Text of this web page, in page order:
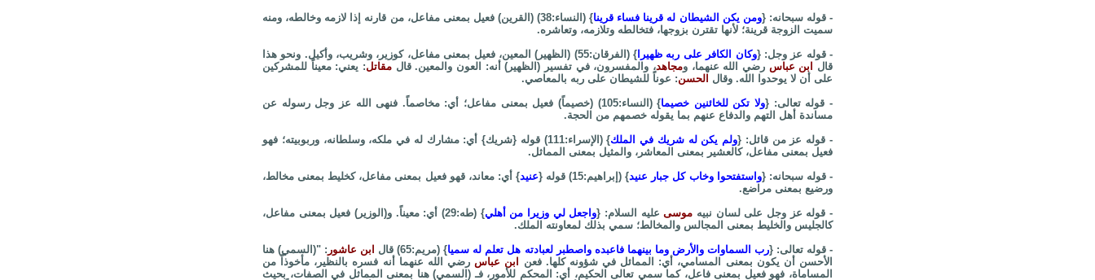
- قوله سبحانه: {ومن يكن الشيطان له قرينا فساء قرينا
} (النساء:38) (القرين) فعيل بمعنى مفاعل، من قارنه إذا لازمه وخالطه، ومنه
سميت الزوجة قرينة؛ لأنها تقترن بزوجها، فتخالطه وتلازمه، وتعاشره.
- قوله عز وجل: {وكان الكافر على ربه ظهيرا
} (الفرقان:55) (الظهير) المعين، فعيل بمعنى مفاعل، كوزير، وشريب، وأكيل. ونحو هذا
قال
ابن عباس رضي الله عنهما، ومجاهد، والمفسرون، في تفسير (الظهير) أنه: العون والمعين. قال مقاتل: يعني: معيناً للمشركين
على أن لا يوحدوا الله. وقال الحسن: عوناً للشيطان على ربه بالمعاصي.
- قوله تعالى: {ولا تكن للخائنين خصيما
} (النساء:105) (خصيماً) فعيل بمعنى مفاعل؛ أي: مخاصماً. فنهى الله عز وجل رسوله عن
مساندة أهل التهم والدفاع عنهم بما يقوله خصمهم من الحجة.
- قوله عز من قائل: {ولم يكن له شريك في الملك
} (الإسراء:111) قوله {شريك} أي: مشارك له في ملكه، وسلطانه، وربوبيته؛ فهو
فعيل بمعنى مفاعل، كالعشير بمعنى المعاشر، والمثيل بمعنى المماثل.
- قوله سبحانه: {واستفتحوا وخاب كل جبار عنيد} (إبراهيم:15) قوله { عنيد} أي: معاند، قهو فعيل بمعنى مفاعل، كخليط بمعنى مخالط،
ورضيع بمعنى مراضع.
- قوله عز وجل على لسان نبيه موسى عليه السلام: {واجعل لي وزيرا من أهلي
} (طه:29) أي: معيناً. و(الوزير) فعيل بمعنى مفاعل،
كالجليس والخليط بمعنى المجالس والمخالط؛ سمي بذلك لمعاونته الملك.
- قوله تعالى: {رب السماوات والأرض وما بينهما فاعبده واصطبر لعبادته هل تعلم له سميا} (مريم:65) قال ابن عاشور : "(السمي) هنا
الأحسن أن يكون بمعنى المسامي، أي: الممائل في شؤونه كلها. فعن
ابن عباس رضي الله عنهما أنه فسره بالنظير، مأخوذاً من
المساماة، فهو فعيل بمعنى فاعل، كما سمي تعالى الحكيم، أي: المحكم للأمور، فـ (السمي) هنا بمعنى المماثل في الصفات، بحيث